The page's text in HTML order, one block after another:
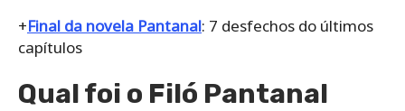
+Final da novela Pantanal: 7 desfechos do últimos
capítulos
Qual foi o Filó Pantanal